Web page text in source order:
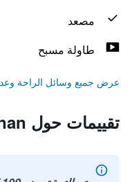
مصعد
طاولة مسبح
عرض جميع وسائل الراحة
تقييمات حول Forum Hotel Hunan